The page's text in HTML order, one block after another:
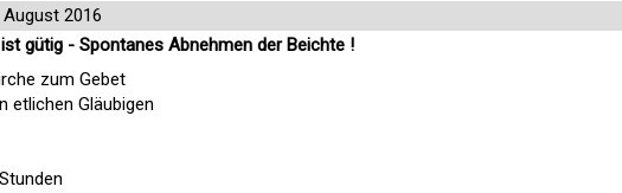
August 2016
gütig - Spontanes Abnehmen der Beichte !
zum Gebet
etlichen Gläubigen